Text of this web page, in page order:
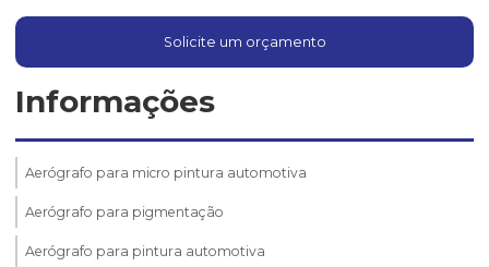
Solicite um orçamento
Informações
Aerógrafo para micro pintura automotiva
Aerógrafo para pigmentação
Aerógrafo para pintura automotiva